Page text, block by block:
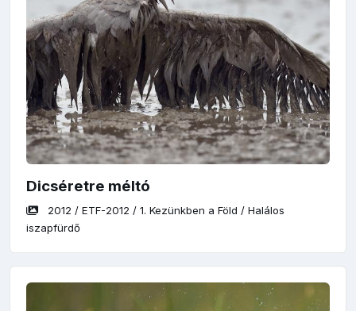
Dicséretre méltó
2012 / ETF-2012 / 1. Kezünkben a Föld / Halálos
iszapfürdő